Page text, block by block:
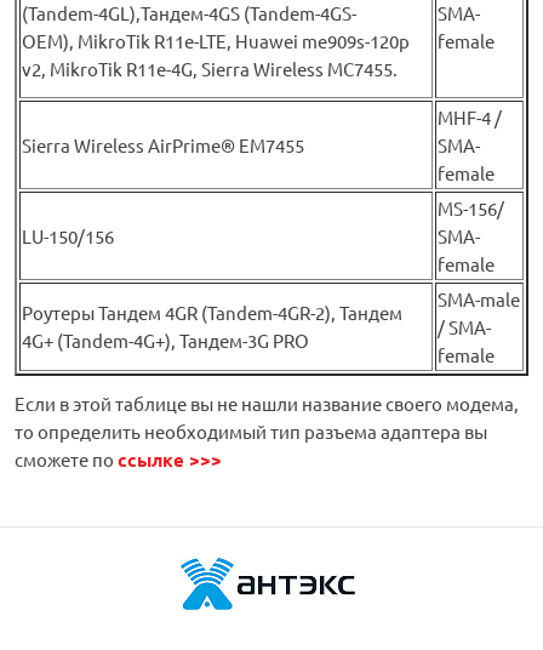
(Tandem-4GL),Тандем-4GS (Tandem-4GS-
OEM), MikroTik R11e-LTE, Huawei me909s-120p
v2, MikroTik R11e-4G, Sierra Wireless MC7455.
SMA-
female
Sierra Wireless AirPrime® EM7455
MHF-4 /
SMA-
female
LU-150/156
MS-156/
SMA-
female
Роутеры Тандем 4GR (Tandem-4GR-2), Тандем
4G+ (Tandem-4G+), Тандем-3G PRO
SMA-male
/ SMA-
female
Если в этой таблице вы не нашли название своего модема,
то определить необходимый тип разъема адаптера вы
сможете по ссылке >>>